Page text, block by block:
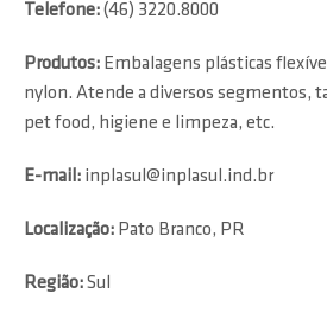
Telefone:(46) 3220.8000
Produtos: Embalagens plásticas
nylon. Atende a diversos segmentos,
pet food, higiene e limpeza, etc.
E-mail: inplasul@inplasul.ind.br
Localização: Pato Branco, PR
Região:Sul